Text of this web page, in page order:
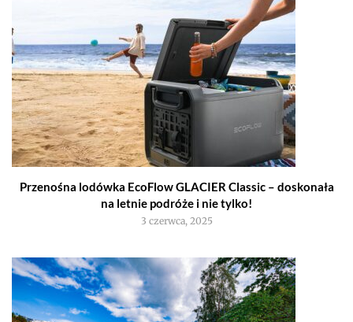
Przenośna lodówka EcoFlow GLACIER Classic – doskonała
na letnie podróże i nie tylko!
3 czerwca, 2025